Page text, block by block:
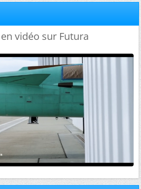
vidéo sur Futura